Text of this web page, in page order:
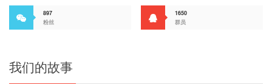
897
粉丝
1650
群员
我们的故事